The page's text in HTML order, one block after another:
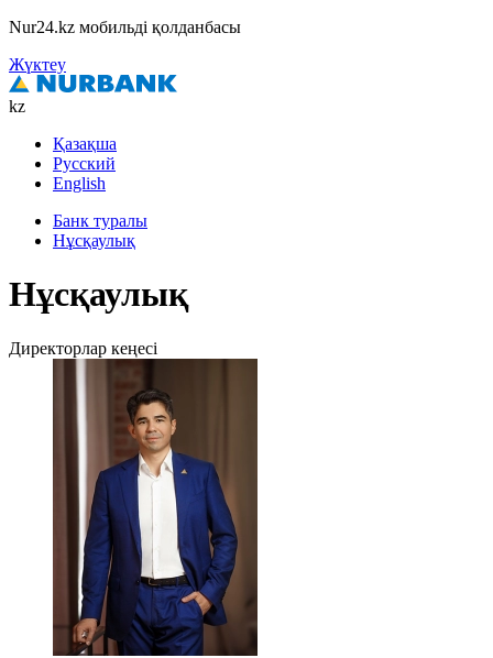
Nur24.kz мобильді қолданбасы
Жүктеу
kz
Қазақша
Русский
English
Банк туралы
Нұсқаулық
Нұсқаулық
Директорлар кеңесі